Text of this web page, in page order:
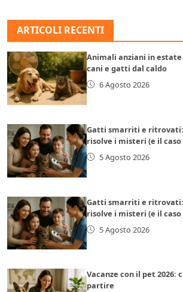
ARTICOLI RECENTI
Animali anziani in
cani e gatti dal caldo
6 Agosto 2026
Gatti smarriti e
risolve i misteri (e il caso
5 Agosto 2026
Gatti smarriti e
risolve i misteri (e il caso
5 Agosto 2026
Vacanze con il pet 2026:
partire